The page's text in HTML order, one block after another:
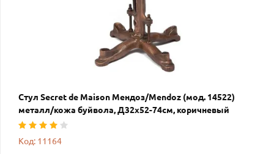
Стул Secret de Maison Мендоз/Mendoz (мод. 14522)
металл/кожа буйвола, Д32х52-74см, коричневый
Код: 11164